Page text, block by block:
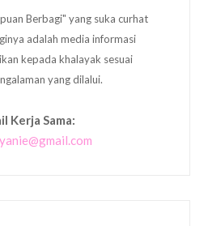
Berbagi" yang suka curhat
adalah media informasi
kepada khalayak sesuai
yang dilalui.
Kerja Sama: